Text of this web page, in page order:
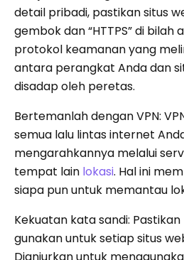
detail pribadi, pastikan situs
gembok dan “HTTPS” di bilah
protokol keamanan yang
antara perangkat Anda dan
disadap oleh peretas.
Bertemanlah dengan VPN:
semua lalu lintas internet
mengarahkannya melalui
tempat lain lokasi. Hal ini
siapa pun untuk memantau
Kekuatan kata sandi:
gunakan untuk setiap situs
Dianjurkan untuk